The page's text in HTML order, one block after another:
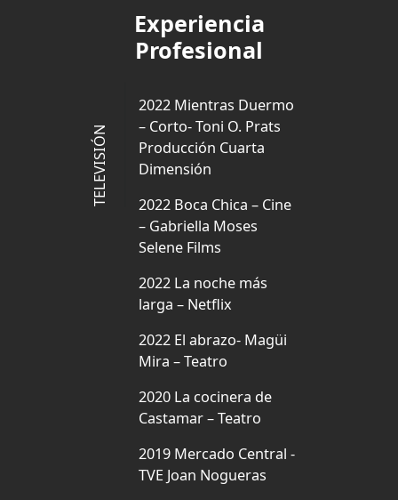
Experiencia
Profesional
TELEVISIÓN
2022 Mientras Duermo
– Corto-Toni O. Prats
Producción Cuarta
Dimensión
2022 Boca Chica – Cine
– Gabriella Moses
Selene Films
2022 La noche más
larga – Netflix
2022 El abrazo- Magüi
Mira – Teatro
2020 La cocinera de
Castamar – Teatro
2019 Mercado Central -
TVE Joan Nogueras